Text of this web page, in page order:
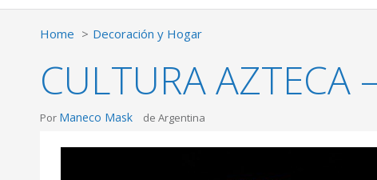
Home Decoración y Hogar
CULTURA AZTECA
Por Maneco Mask de Argentina